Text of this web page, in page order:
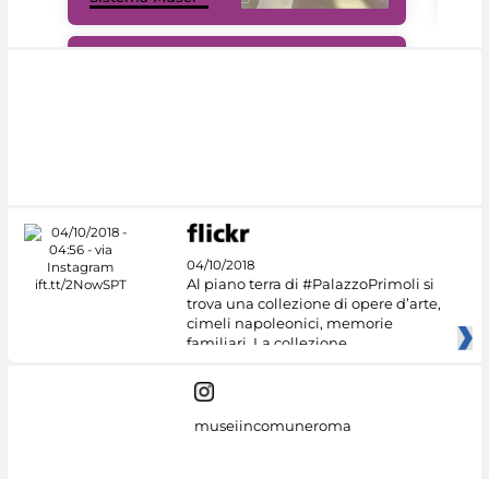
04/10/2018
Al piano terra di #PalazzoPrimoli si
trova una collezione di opere d’arte,
cimeli napoleonici, memorie
familiari. La collezione
museiincomuneroma